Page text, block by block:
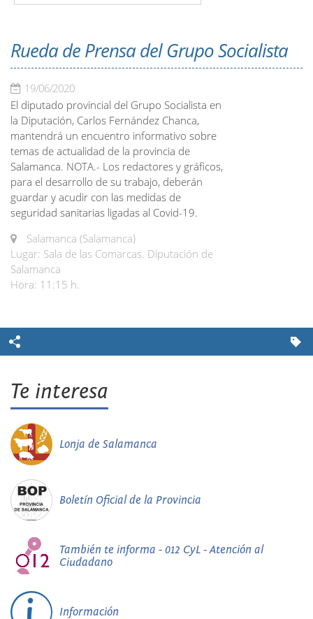
Rueda de Prensa del Grupo Socialista
19/06/2020
El diputado provincial del Grupo Socialista en
la Diputación, Carlos Fernández Chanca,
mantendrá un encuentro informativo sobre
temas de actualidad de la provincia de
Salamanca. NOTA.- Los redactores y gráficos,
para el desarrollo de su trabajo, deberán
guardar y acudir con las medidas de
seguridad sanitarias ligadas al Covid-19.
Salamanca (Salamanca)
Lugar: Sala de las Comarcas. Diputación de
Salamanca
Hora: 11:15 h.
Te interesa
Lonja de Salamanca
Boletín Oficial de la Provincia
También te informa - 012 CyL - Atención al
Ciudadano
Información